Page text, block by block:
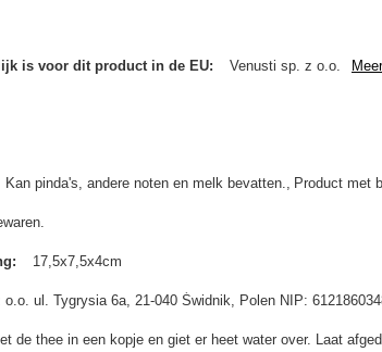
is voor dit product in de EU Venusti sp. z o.o. Meer
Kan pinda's, andere noten en melk bevatten. Product met
17,5x7,5x4cm
ul. Tygrysia 6a, 21-040 Świdnik, Polen NIP:
de thee in een kopje en giet er heet water over. Laat